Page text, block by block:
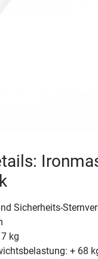
Sicherheits-
kg
+ 68